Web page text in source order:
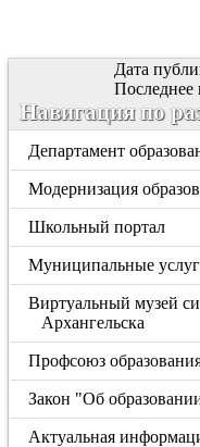
Дата
Последнее
Навигация по
Департамент
Модернизация
Школьный портал
Муниципальные
Виртуальный музей
Архангельска
Профсоюз
Закон "Об
Актуальная